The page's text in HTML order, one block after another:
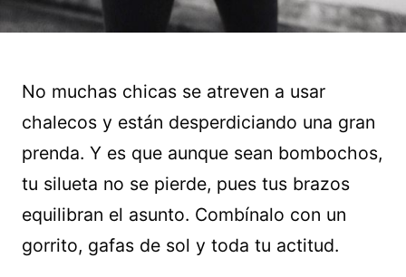
No muchas chicas se atreven a usar
chalecos y están desperdiciando una gran
prenda. Y es que aunque sean bombochos,
tu silueta no se pierde, pues tus brazos
equilibran el asunto. Combínalo con un
gorrito, gafas de sol y toda tu actitud.